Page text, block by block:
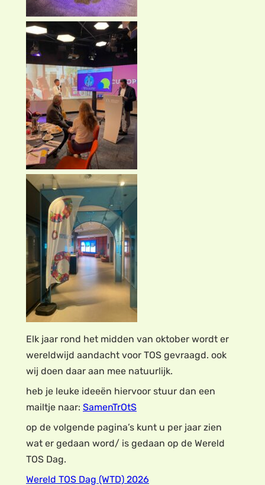
Elk jaar rond het midden van oktober wordt er
wereldwijd aandacht voor TOS gevraagd. ook
wij doen daar aan mee natuurlijk.
heb je leuke ideeën hiervoor stuur dan een
mailtje naar: SamenTrOtS
op de volgende pagina’s kunt u per jaar zien
wat er gedaan word/ is gedaan op de Wereld
TOS Dag.
Wereld TOS Dag (WTD) 2026